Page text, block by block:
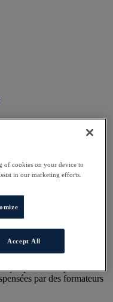
pour vous permettre
par des formateurs
of cookies on your device to
in our marketing efforts.
Accept All